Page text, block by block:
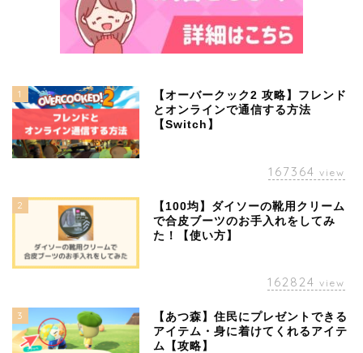
1
【オーバークック2 攻略】フレンド
とオンラインで通信する方法
【Switch】
167364 view
2
【100均】ダイソーの靴用クリーム
で合皮ブーツのお手入れをしてみ
た！【使い方】
162824 view
3
【あつ森】住民にプレゼントできる
アイテム・身に着けてくれるアイテ
ム【攻略】